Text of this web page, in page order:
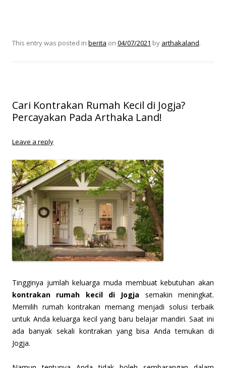
This entry was posted in berita on 04/07/2021 by arthakaland.
Cari Kontrakan Rumah Kecil di Jogja?
Percayakan Pada Arthaka Land!
Leave a reply
Tingginya jumlah keluarga muda membuat kebutuhan akan
kontrakan rumah kecil di Jogja semakin meningkat.
Memilih rumah kontrakan memang menjadi solusi terbaik
untuk Anda keluarga kecil yang baru belajar mandiri. Saat ini
ada banyak sekali kontrakan yang bisa Anda temukan di
Jogja.